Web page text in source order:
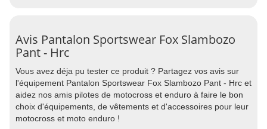
Avis Pantalon Sportswear Fox Slambozo
Pant - Hrc
Vous avez déja pu tester ce produit ? Partagez vos avis sur
l'équipement Pantalon Sportswear Fox Slambozo Pant - Hrc et
aidez nos amis pilotes de motocross et enduro à faire le bon
choix d'équipements, de vêtements et d'accessoires pour leur
motocross et moto enduro !